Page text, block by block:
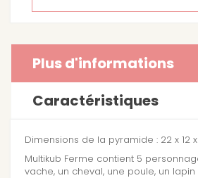
Plus d'informations
Caractéristiques
Dimensions de la pyramide : 22 x 12
Multikub Ferme contient 5
vache, un cheval, une poule, un